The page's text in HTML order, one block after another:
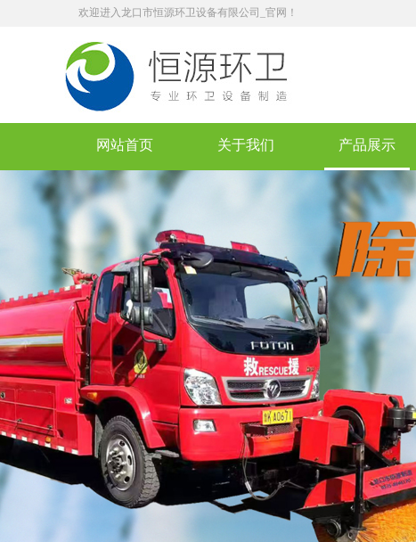
欢迎进入龙口市恒源环卫设备有限公司_官网！
网站首页 关于我们 产品展示